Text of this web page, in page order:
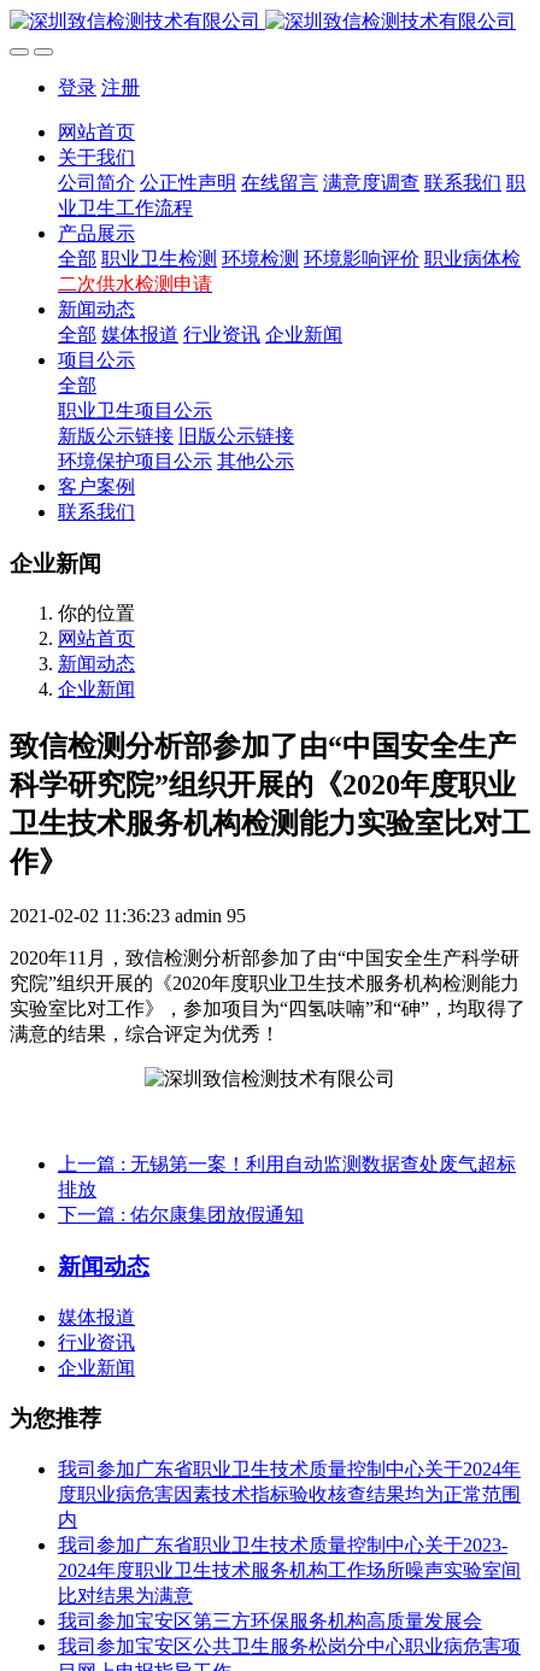
登录 注册
网站首页
关于我们
公司简介 公正性声明 在线留言 满意度调查 联系我们 职
业卫生工作流程
产品展示
全部 职业卫生检测 环境检测 环境影响评价 职业病体检
二次供水检测申请
新闻动态
全部 媒体报道 行业资讯 企业新闻
项目公示
全部
职业卫生项目公示
新版公示链接
旧版公示链接
环境保护项目公示 其他公示
客户案例
联系我们
企业新闻
你的位置
网站首页
新闻动态
企业新闻
致信检测分析部参加了由“中国安全生产
科学研究院”组织开展的《2020年度职业
卫生技术服务机构检测能力实验室比对工
作》
2021-02-02 11:36:23 admin 95
2020年11月，致信检测分析部参加了由“中国安全生产科学研
究院”组织开展的《2020年度职业卫生技术服务机构检测能力
实验室比对工作》，参加项目为“四氢呋喃”和“砷”，均取得了
满意的结果，综合评定为优秀！
上一篇 : 无锡第一案！利用自动监测数据查处废气超标
排放
下一篇 : 佑尔康集团放假通知
新闻动态
媒体报道
行业资讯
企业新闻
为您推荐
我司参加广东省职业卫生技术质量控制中心关于2024年
度职业病危害因素技术指标验收核查结果均为正常范围
内
我司参加广东省职业卫生技术质量控制中心关于2023-
2024年度职业卫生技术服务机构工作场所噪声实验室间
比对结果为满意
我司参加宝安区第三方环保服务机构高质量发展会
我司参加宝安区公共卫生服务松岗分中心职业病危害项